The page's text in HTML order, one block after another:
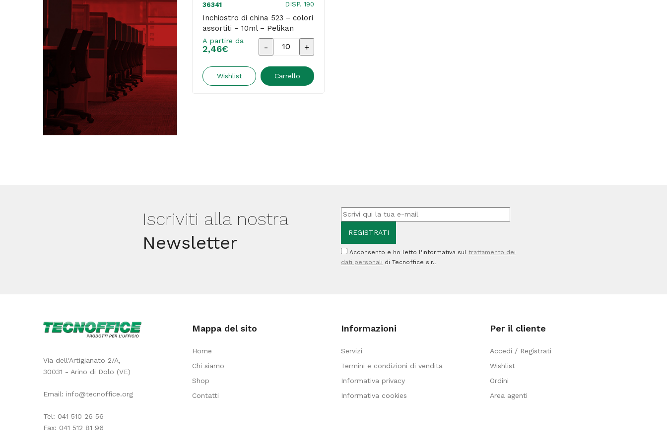
36341 DISP. 190
Inchiostro di china 523 – colori
assortiti – 10ml – Pelikan
A partire da
2,46€
Inchiostro
china
Wishlist Carrello
Iscriviti alla nostra
Newsletter
Acconsento e ho letto l'informativa sul trattamento dei
dati personali di Tecnoffice s.r.l.
Via dell'Artigianato 2/A,
30031 - Arino di Dolo (VE)
Email: info@tecnoffice.org
Tel: 041 510 26 56
Fax: 041 512 81 96
Mappa del sito
Home
Chi siamo
Shop
Contatti
Informazioni
Servizi
Termini e condizioni di vendita
Informativa privacy
Informativa cookies
Per il cliente
Accedi / Registrati
Wishlist
Ordini
Area agenti